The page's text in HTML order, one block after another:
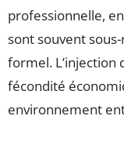
professionnelle,
sont souvent
formel. L’injection
fécondité
environnement